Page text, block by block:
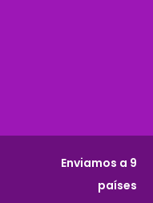
Enviamos a 9
países